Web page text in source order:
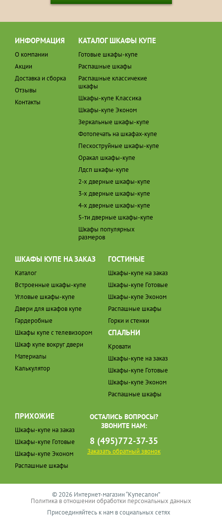
ИНФОРМАЦИЯ
О компании
Акции
Доставка и сборка
Отзывы
Контакты
КАТАЛОГ ШКАФЫ КУПЕ
Готовые шкафы-купе
Распашные шкафы
Распашные классичекие
шкафы
Шкафы-купе Классика
Шкафы-купе Эконом
Зеркальные шкафы-купе
Фотопечать на шкафах-купе
Пескоструйные шкафы-купе
Оракал шкафы-купе
Лдсп шкафы-купе
2-х дверные шкафы-купе
3-х дверные шкафы-купе
4-х дверные шкафы-купе
5-ти дверные шкафы-купе
Шкафы популярных
размеров
ШКАФЫ КУПЕ НА ЗАКАЗ
Каталог
Встроенные шкафы-купе
Угловые шкафы-купе
Двери для шкафов купе
Гардеробные
Шкафы купе с телевизором
Шкаф купе вокруг двери
Материалы
Калькулятор
ГОСТИНЫЕ
Шкафы-купе на заказ
Шкафы-купе Готовые
Шкафы-купе Эконом
Распашные шкафы
Горки и стенки
СПАЛЬНИ
Кровати
Шкафы-купе на заказ
Шкафы-купе Готовые
Шкафы-купе Эконом
Распашные шкафы
ПРИХОЖИЕ
Шкафы-купе на заказ
Шкафы-купе Готовые
Шкафы-купе Эконом
Распашные шкафы
ОСТАЛИСЬ ВОПРОСЫ?
ЗВОНИТЕ НАМ:
8 (495)772-37-35
Заказать обратный звонок
© 2026 Интернет-магазин “Купесалон”
Политика в отношении обработки персональных данных
Присоединяйтесь к нам в социальных сетях